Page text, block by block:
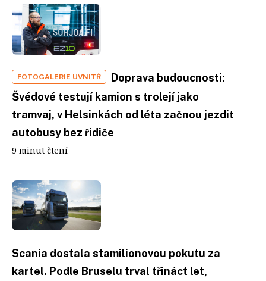
FOTOGALERIE UVNITŘ
Doprava budoucnosti:
Švédové testují kamion s trolejí jako
tramvaj, v Helsinkách od léta začnou jezdit
autobusy bez řidiče
9 minut čtení
Scania dostala stamilionovou pokutu za
kartel. Podle Bruselu trval třináct let,